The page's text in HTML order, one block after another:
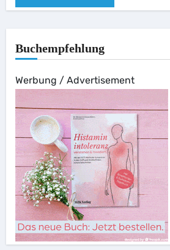
Buchempfehlung
Werbung / Advertisement